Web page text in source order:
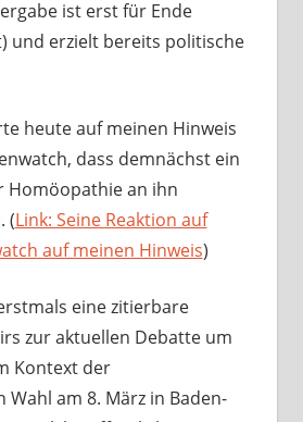
ist erst für Ende
und erzielt bereits politische
heute auf meinen Hinweis
dass demnächst ein
Homöopathie an ihn
(Link: Seine Reaktion auf
auf meinen Hinweis)
eine zitierbare
zur aktuellen Debatte um
Kontext der
am 8. März in Baden-